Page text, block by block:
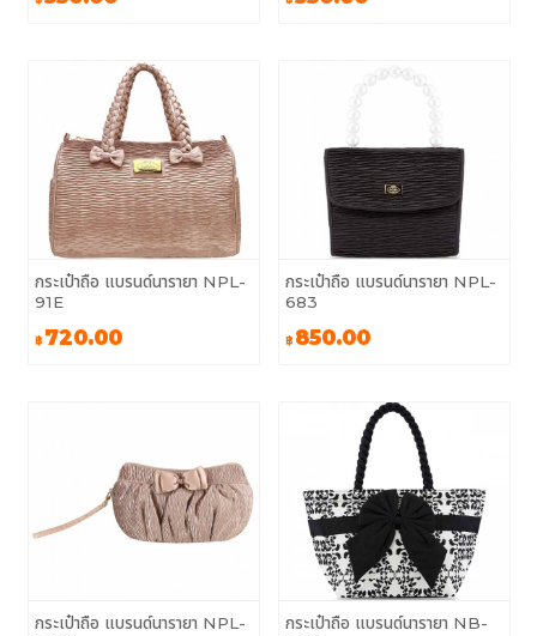
กระเป๋าถือ แบรนด์นารายา NPL-
91E
฿ 720.00
กระเป๋าถือ แบรนด์นารายา NPL-
683
฿ 850.00
กระเป๋าถือ แบรนด์นารายา NPL-
กระเป๋าถือ แบรนด์นารายา NB-